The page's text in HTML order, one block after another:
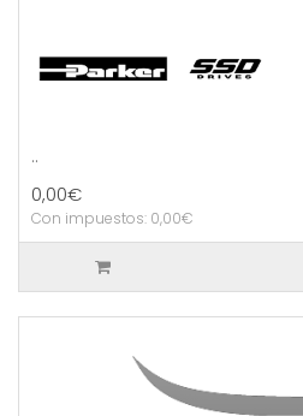
..
0,00€
Con impuestos: 0,00€